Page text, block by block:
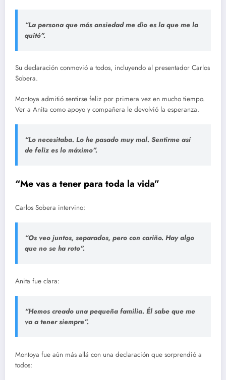
“La persona que más ansiedad me dio es la que me la
quitó”.
Su declaración conmovió a todos, incluyendo al presentador Carlos
Sobera.
Montoya admitió sentirse feliz por primera vez en mucho tiempo.
Ver a Anita como apoyo y compañera le devolvió la esperanza.
“Lo necesitaba. Lo he pasado muy mal. Sentirme así
de feliz es lo máximo”.
“Me vas a tener para toda la vida”
Carlos Sobera intervino:
“Os veo juntos, separados, pero con cariño. Hay algo
que no se ha roto”.
Anita fue clara:
“Hemos creado una pequeña familia. Él sabe que me
va a tener siempre”.
Montoya fue aún más allá con una declaración que sorprendió a
todos: